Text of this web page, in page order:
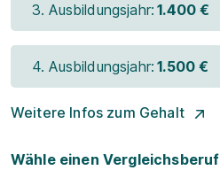
3. Ausbildungsjahr: 1.400 €
4. Ausbildungsjahr: 1.500 €
Weitere Infos zum Gehalt
Wähle einen Vergleichsberuf